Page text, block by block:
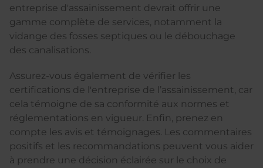
entreprise d'assainissement devrait offrir une
gamme complète de services, notamment la
vidange des fosses septiques ou le débouchage
des canalisations.
Assurez-vous également de vérifier les
certifications de l'entreprise de l’assainissement, car
cela témoigne de sa conformité aux normes et
réglementations en vigueur. Enfin, prenez en
compte les avis et témoignages. Les commentaires
positifs et les recommandations peuvent vous aider
à prendre une décision éclairée sur le choix de